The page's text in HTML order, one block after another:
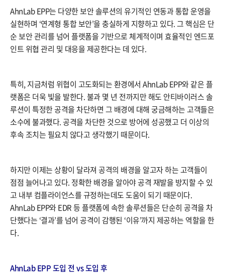
AhnLab EPP는 다양한 보안 솔루션의 유기적인 연동과 통합 운영을
실현하며 ‘연계형 통합 보안’을 충실하게 지향하고 있다. 그 핵심은 단
순 보안 관리를 넘어 플랫폼을 기반으로 체계적이며 효율적인 엔드포
인트 위협 관리 및 대응을 제공한다는 데 있다.
특히, 지금처럼 위협이 고도화되는 환경에서 AhnLab EPP와 같은 플
랫폼은 더욱 빛을 발한다. 불과 몇 년 전까지만 해도 안티바이러스 솔
루션이 특정한 공격을 차단하면 그 배경에 대해 궁금해하는 고객들은
소수에 불과했다. 공격을 차단한 것으로 방어에 성공했고 더 이상의
후속 조치는 필요치 않다고 생각했기 때문이다.
하지만 이제는 상황이 달라져 공격의 배경을 알고자 하는 고객들이
점점 늘어나고 있다. 정확한 배경을 알아야 공격 재발을 방지할 수 있
고 내부 컴플라이언스를 규정하는데도 도움이 되기 때문이다.
AhnLab EPP와 EDR 등 플랫폼에 속한 솔루션들은 단순히 공격을 차
단했다는 ‘결과’를 넘어 공격이 감행된 ‘이유’까지 제공하는 역할을 한
다.
AhnLab EPP 도입 전 vs 도입 후